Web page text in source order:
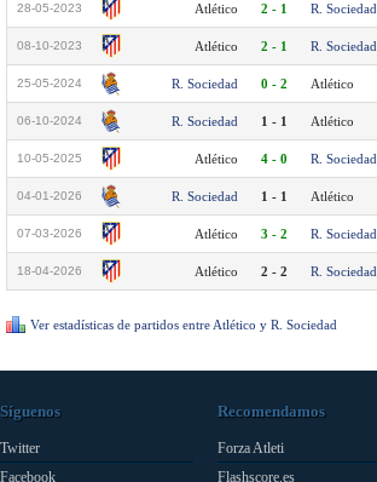
28-05-2023 Atlético 2 - 1 R. Sociedad
08-10-2023 Atlético 2 - 1 R. Sociedad
25-05-2024 R. Sociedad 0 - 2 Atlético
06-10-2024 R. Sociedad 1 - 1 Atlético
10-05-2025 Atlético 4 - 0 R. Sociedad
04-01-2026 R. Sociedad 1 - 1 Atlético
07-03-2026 Atlético 3 - 2 R. Sociedad
18-04-2026 Atlético 2 - 2 R. Sociedad
Ver estadísticas de partidos entre Atlético y R. Sociedad
Síguenos
Twitter
Facebook
Recomendamos
Forza Atleti
Flashscore.es